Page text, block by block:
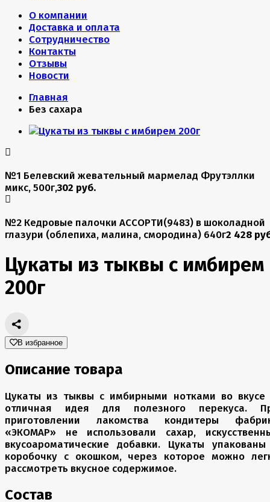
О компании
Доставка и оплата
Сотрудничество
Контакты
Отзывы
Новости
Главная
Без сахара
№1 Белевский жевательный мармелад Фрутэллки
микс, 500г,302 руб.
№2 Кедровые палочки АССОРТИ(9483) в шоколадной
глазури (облепиха, малина, смородина) 640г2 428
Цукаты из тыквы с имбирем
200г
В избранное
Описание товара
Цукаты из тыквы с имбирными нотками во
отличная идея для полезного перекуса.
приготовлении лакомства кондитеры
«ЭКОМАР» не использовали сахар,
вкусоароматические добавки. Цукаты
коробочку с окошком, через которое можно
рассмотреть вкусное содержимое.
Состав